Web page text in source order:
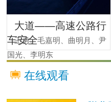
大道——高速公路行
车安全
王勇、毛嘉明、曲明月、尹
国光、李明东
在线观看